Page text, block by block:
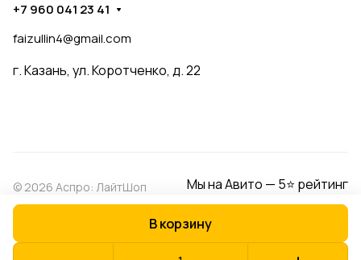
В корзину
+7 960 041 23 41
faizullin4@gmail.com
г. Казань, ул. Коротченко, д. 22
© 2026 Аспро: ЛайтШоп Мы на Авито — 5⭐ рейтинг
Оферта
Разработано в